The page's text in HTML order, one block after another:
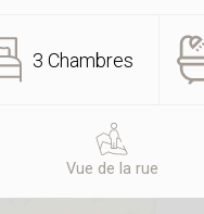
3 Chambres
Vue de la rue